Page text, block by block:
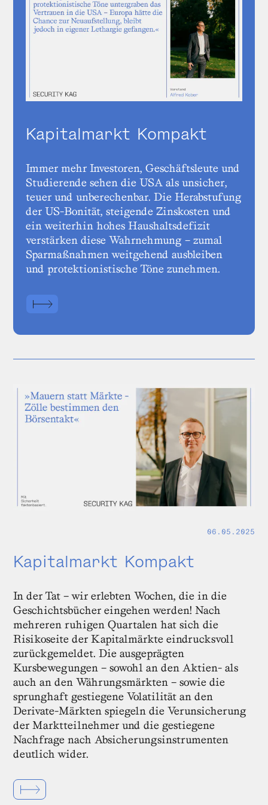
Kapitalmarkt Kompakt
Immer mehr Investoren, Geschäftsleute und
Studierende sehen die USA als unsicher,
teuer und unberechenbar. Die Herabstufung
der US-Bonität, steigende Zinskosten und
ein weiterhin hohes Haushaltsdefizit
verstärken diese Wahrnehmung – zumal
Sparmaßnahmen weitgehend ausbleiben
und protektionistische Töne zunehmen.
06.05.2025
Kapitalmarkt Kompakt
In der Tat – wir erlebten Wochen, die in die
Geschichtsbücher eingehen werden! Nach
mehreren ruhigen Quartalen hat sich die
Risikoseite der Kapitalmärkte eindrucksvoll
zurückgemeldet. Die ausgeprägten
Kursbewegungen – sowohl an den Aktien- als
auch an den Währungsmärkten – sowie die
sprunghaft gestiegene Volatilität an den
Derivate-Märkten spiegeln die Verunsicherung
der Marktteilnehmer und die gestiegene
Nachfrage nach Absicherungsinstrumenten
deutlich wider.